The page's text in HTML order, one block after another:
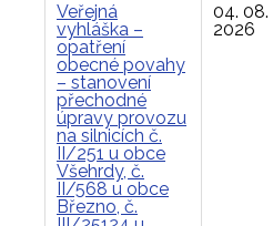
Veřejná
vyhláška –
opatření
obecné povahy
– stanovení
přechodné
úpravy provozu
na silnicích č.
II/251 u obce
Všehrdy, č.
II/568 u obce
Březno, č.
04. 08.
2026